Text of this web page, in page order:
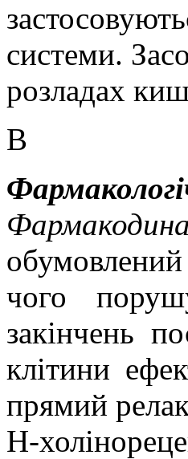
системи.
розладах
В
чого
закінчень
клітини
прямий
Н-